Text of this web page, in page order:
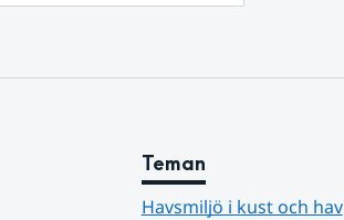
Teman
Havsmiljö i kust och hav